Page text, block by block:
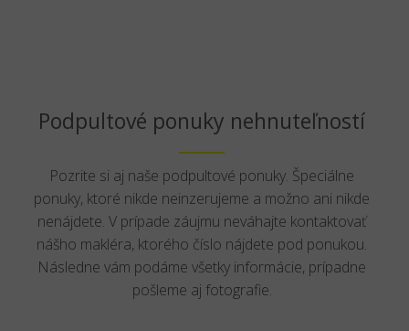
Podpultové ponuky nehnuteľností
Pozrite si aj naše podpultové ponuky. Špeciálne
ponuky, ktoré nikde neinzerujeme a možno ani nikde
nenájdete. V prípade záujmu neváhajte kontaktovať
nášho makléra, ktorého číslo nájdete pod ponukou.
Následne vám podáme všetky informácie, prípadne
pošleme aj fotografie.